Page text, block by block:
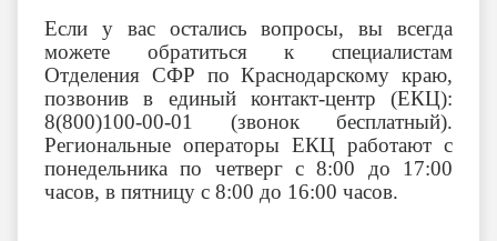
Если у вас остались вопросы, вы всегда
можете обратиться к специалистам
Отделения СФР по Краснодарскому краю,
позвонив в единый контакт-центр (ЕКЦ):
8(800)100-00-01 (звонок бесплатный).
Региональные операторы ЕКЦ работают с
понедельника по четверг с 8:00 до 17:00
часов, в пятницу с 8:00 до 16:00 часов.